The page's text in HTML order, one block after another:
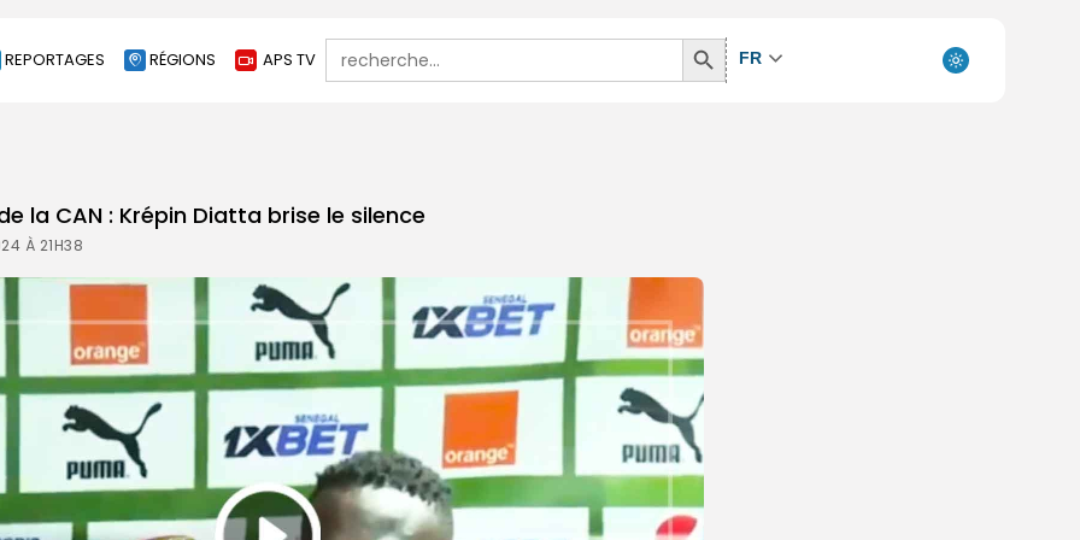
REPORTAGES RÉGIONS APS TV
Search
for:
Search
Button
FR
la CAN : Krépin Diatta brise le silence
À 21H38